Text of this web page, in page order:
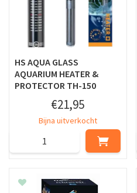
HS AQUA GLASS
AQUARIUM HEATER &
PROTECTOR TH-150
€21,95
Bijna uitverkocht